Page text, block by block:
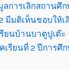
การเลิกสถานศึก
มีมติเห็นชอบให้เ
ยนบ้านบาตูปูเต๊ะ
รียนที่ 2 ปีการศึก